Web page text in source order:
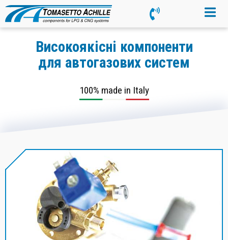
Високоякісні компоненти
для автогазових систем
100% made in Italy